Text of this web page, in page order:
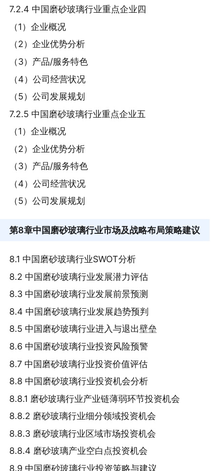
7.2.4 中国磨砂玻璃行业重点企业四
（1）企业概况
（2）企业优势分析
（3）产品/服务特色
（4）公司经营状况
（5）公司发展规划
7.2.5 中国磨砂玻璃行业重点企业五
（1）企业概况
（2）企业优势分析
（3）产品/服务特色
（4）公司经营状况
（5）公司发展规划
第8章中国磨砂玻璃行业市场及战略布局策略建议
8.1 中国磨砂玻璃行业SWOT分析
8.2 中国磨砂玻璃行业发展潜力评估
8.3 中国磨砂玻璃行业发展前景预测
8.4 中国磨砂玻璃行业发展趋势预判
8.5 中国磨砂玻璃行业进入与退出壁垒
8.6 中国磨砂玻璃行业投资风险预警
8.7 中国磨砂玻璃行业投资价值评估
8.8 中国磨砂玻璃行业投资机会分析
8.8.1 磨砂玻璃行业产业链薄弱环节投资机会
8.8.2 磨砂玻璃行业细分领域投资机会
8.8.3 磨砂玻璃行业区域市场投资机会
8.8.4 磨砂玻璃产业空白点投资机会
8.9 中国磨砂玻璃行业投资策略与建议